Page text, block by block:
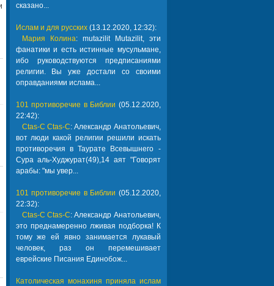
сказано...
Ислам и для русских(13.12.2020, 12:32):
Мария Колина: mutazilit Mutazilit, эти
фанатики и есть истинные мусульмане,
ибо руководствуются предписаниями
религии. Вы уже достали со своими
оправданиями ислама...
101 противоречие в Библии (05.12.2020,
22:42):
Ctas-C Ctas-C: Александр Анатольевич,
вот люди какой религии решили искать
противоречия в Таурате Всевышнего -
Сура аль-Худжурат(49),14 аят "Говорят
арабы: "мы увер...
101 противоречие в Библии (05.12.2020,
22:32):
Ctas-C Ctas-C: Александр Анатольевич,
это преднамеренно лживая подборка! К
тому же ей явно занимается лукавый
человек, раз он перемешивает
еврейские Писания Единобож...
Католическая монахиня приняла ислам